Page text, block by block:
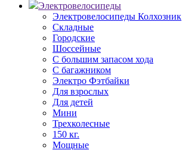
Электровелосипеды
Электровелосипеды Колхозник
Складные
Городские
Шоссейные
С большим запасом хода
С багажником
Электро Фэтбайки
Для взрослых
Для детей
Мини
Трехколесные
150 кг.
Мощные